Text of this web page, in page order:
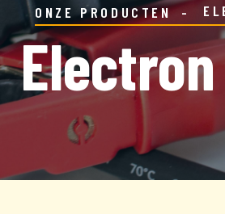
ONZE PRODUCTEN